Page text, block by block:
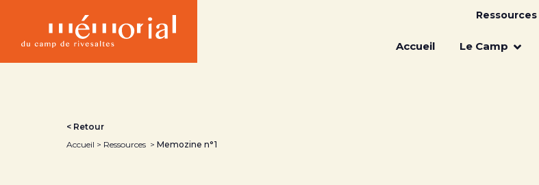
contenu
principal
Main
navigation
Ressources
Accueil Le Camp
< Retour
Accueil
Ressources Memozine n°1